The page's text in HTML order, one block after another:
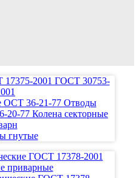
2001 ГОСТ 30753-
ОСТ 36-21-77 Отводы
77 Колена секторные
гнутые
ГОСТ 17378-2001
приварные